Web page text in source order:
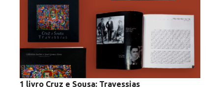
1 livro Cruz e Sousa: Travessias